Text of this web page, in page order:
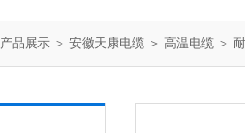
产品展示 ＞ 安徽天康电缆 ＞ 高温电缆 ＞